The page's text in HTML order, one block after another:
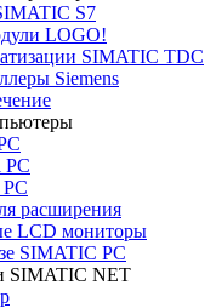
S7
LOGO!
SIMATIC TDC
Siemens
PС
расширения
LCD мониторы
SIMATIC PC
SIMATIC NET